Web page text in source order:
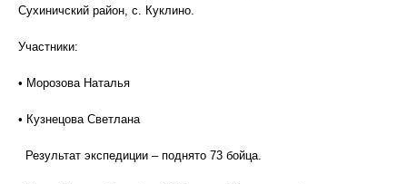
Сухиничский район, с. Куклино.
Участники:
• Морозова Наталья
• Кузнецова Светлана
Результат экспедиции – поднято 73 бойца.